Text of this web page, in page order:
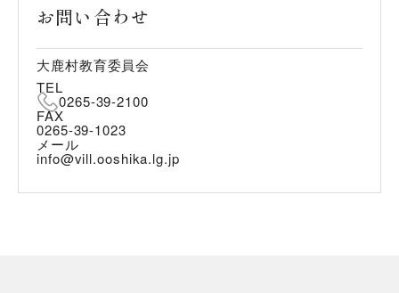
お問い合わせ
大鹿村教育委員会
TEL
0265-39-2100
FAX
0265-39-1023
メール
info@vill.ooshika.lg.jp